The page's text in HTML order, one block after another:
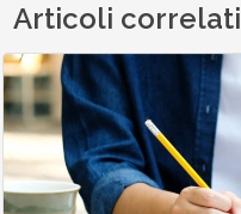
Articoli correlati